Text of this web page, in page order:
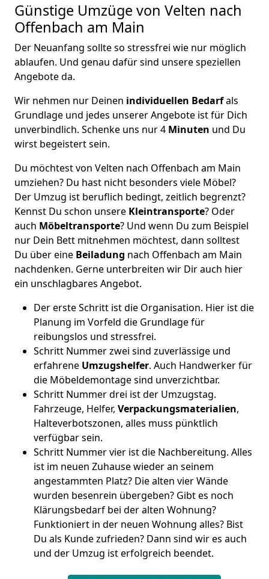
Günstige Umzüge von Velten nach
Offenbach am Main
Der Neuanfang sollte so stressfrei wie nur möglich
ablaufen. Und genau dafür sind unsere speziellen
Angebote da.
Wir nehmen nur Deinen individuellen Bedarfals
Grundlage und jedes unserer Angebote ist für Dich
unverbindlich. Schenke uns nur 4 Minuten und Du
wirst begeistert sein.
Du möchtest von Velten nach Offenbach am Main
umziehen? Du hast nicht besonders viele Möbel?
Der Umzug ist beruflich bedingt, zeitlich begrenzt?
Kennst Du schon unsere Kleintransporte? Oder
auch Möbeltransporte? Und wenn Du zum Beispiel
nur Dein Bett mitnehmen möchtest, dann solltest
Du über eine Beiladung nach Offenbach am Main
nachdenken. Gerne unterbreiten wir Dir auch hier
ein unschlagbares Angebot.
Der erste Schritt ist die Organisation. Hier ist die
Planung im Vorfeld die Grundlage für
reibungslos und stressfrei.
Schritt Nummer zwei sind zuverlässige und
erfahrene Umzugshelfer. Auch Handwerker für
die Möbeldemontage sind unverzichtbar.
Schritt Nummer drei ist der Umzugstag.
Fahrzeuge, Helfer, Verpackungsmaterialien,
Halteverbotszonen, alles muss pünktlich
verfügbar sein.
Schritt Nummer vier ist die Nachbereitung. Alles
ist im neuen Zuhause wieder an seinem
angestammten Platz? Die alten vier Wände
wurden besenrein übergeben? Gibt es noch
Klärungsbedarf bei der alten Wohnung?
Funktioniert in der neuen Wohnung alles? Bist
Du als Kunde zufrieden? Dann sind wir es auch
und der Umzug ist erfolgreich beendet.